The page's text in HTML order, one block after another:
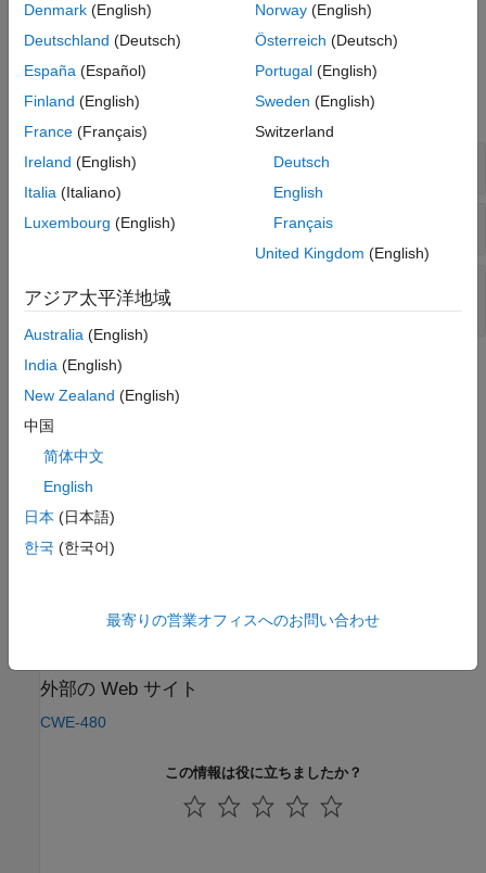
ビット演算子と boolean 形式のオペランドの使用
例
すべて展開する
= (代入) 演算子の無効な使用
== (等号) 演算子の無効な使用
用
チェック情報
バージョン履歴
R2023a で導入
参考
トピック
外部の Web サイト
CWE-480
この情報は役に立ちましたか？
Denmark (English)
Deutschland (Deutsch)
España (Español)
Finland (English)
France (Français)
Ireland (English)
Italia (Italiano)
Luxembourg (English)
Norway(English)
Österreich (Deutsch)
Portugal(English)
Sweden (English)
Switzerland
Deutsch
English
Français
United Kingdom (English)
アジア太平洋地域
Australia (English)
India (English)
New Zealand (English)
中国
简体中文
English
日本 (日本語)
한국 (한국어)
最寄りの営業オフィスへのお問い合わせ